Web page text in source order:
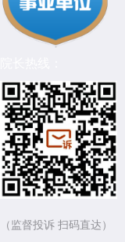
（监督投诉 扫码直达）